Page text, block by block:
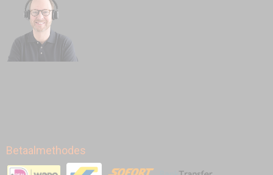
Betaalmethodes